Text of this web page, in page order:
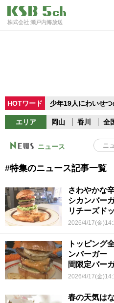
株式会社 瀬戸内海放送
HOTワード 少年19人にわいせつ
エリア 岡山 香川 全
ニュース
#特集のニュース記事一覧
さわやかな
シカンバー
リチーズド
ェ】
2026/4/17(金
トッピング
ンバーガー
間限定バー
ェ】
2026/4/17(金
春の天気は